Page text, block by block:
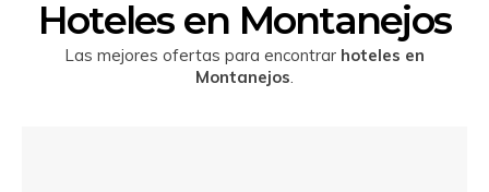
Hoteles en Montanejos
Las mejores ofertas para encontrar hoteles en
Montanejos.